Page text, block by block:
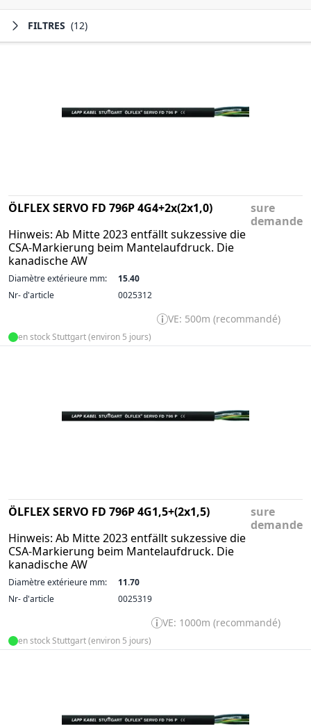
FILTRES (12)
ÖLFLEX SERVO FD 796P 4G4+2x(2x1,0)
Hinweis: Ab Mitte 2023 entfällt sukzessive die
CSA-Markierung beim Mantelaufdruck. Die
kanadische AW
sure
demande
Diamètre extérieure mm:
15.40
Nr- d'article
0025312
VE: 500m (recommandé)
en stock Stuttgart (environ 5 jours)
ÖLFLEX SERVO FD 796P 4G1,5+(2x1,5)
Hinweis: Ab Mitte 2023 entfällt sukzessive die
CSA-Markierung beim Mantelaufdruck. Die
kanadische AW
sure
demande
Diamètre extérieure mm:
11.70
Nr- d'article
0025319
VE: 1000m (recommandé)
en stock Stuttgart (environ 5 jours)